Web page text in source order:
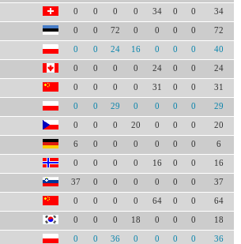
0 0 0 0 34 0 0 34
0 0 72 0 0 0 0 72
0 0 24 16 0 0 0 40
0 0 0 0 24 0 0 24
0 0 0 0 31 0 0 31
0 0 29 0 0 0 0 29
0 0 0 20 0 0 0 20
6 0 0 0 0 0 0 6
0 0 0 0 16 0 0 16
37 0 0 0 0 0 0 37
0 0 0 0 64 0 0 64
0 0 0 18 0 0 0 18
0 0 36 0 0 0 0 36